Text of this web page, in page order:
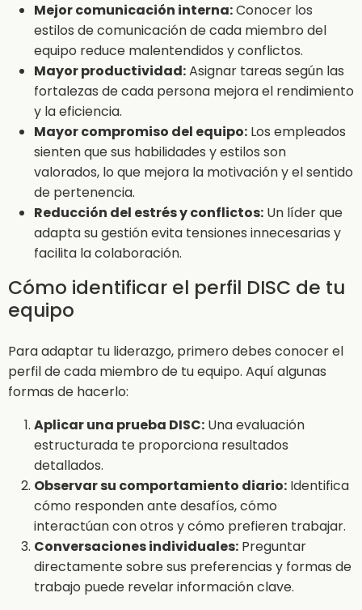
Mejor comunicación interna:Conocer los
estilos de comunicación de cada miembro del
equipo reduce malentendidos y conflictos.
Mayor productividad:Asignar tareas según las
fortalezas de cada persona mejora el rendimiento
y la eficiencia.
Mayor compromiso del equipo: Los empleados
sienten que sus habilidades y estilos son
valorados, lo que mejora la motivación y el sentido
de pertenencia.
Reducción del estrés y conflictos: Un líder que
adapta su gestión evita tensiones innecesarias y
facilita la colaboración.
Cómo identificar el perfil DISC de tu
equipo
Para adaptar tu liderazgo, primero debes conocer el
perfil de cada miembro de tu equipo. Aquí algunas
formas de hacerlo:
Aplicar una prueba DISC: Una evaluación
estructurada te proporciona resultados
detallados.
Observar su comportamiento diario: Identifica
cómo responden ante desafíos, cómo
interactúan con otros y cómo prefieren trabajar.
Conversaciones individuales: Preguntar
directamente sobre sus preferencias y formas de
trabajo puede revelar información clave.